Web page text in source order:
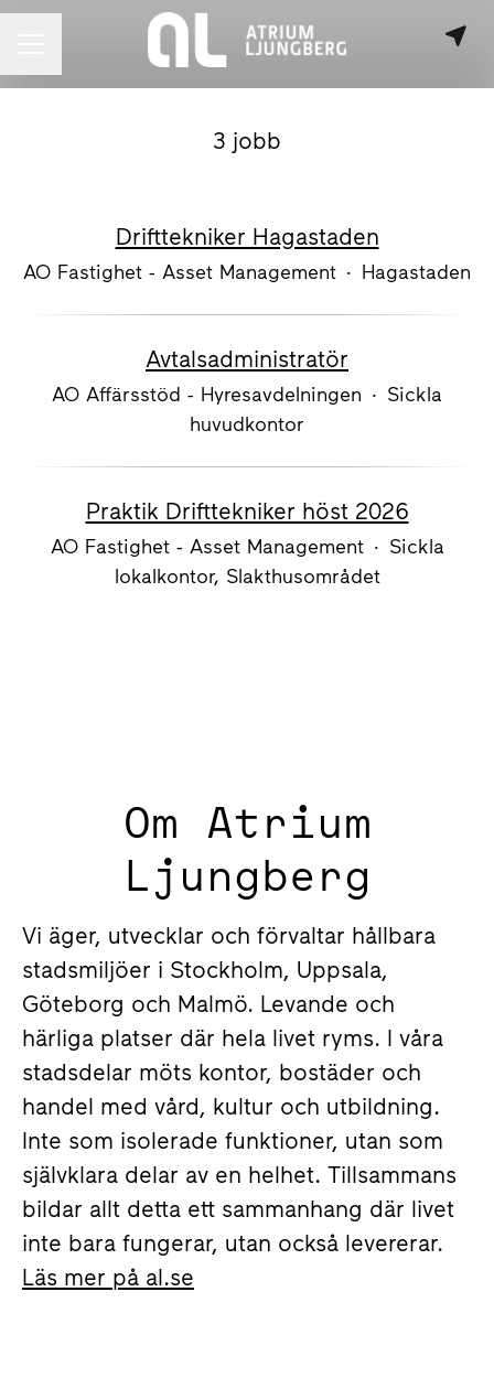
3 jobb
Drifttekniker Hagastaden
AO Fastighet - Asset Management · Hagastaden
Avtalsadministratör
AO Affärsstöd - Hyresavdelningen · Sickla
huvudkontor
Praktik Drifttekniker höst 2026
AO Fastighet - Asset Management · Sickla
lokalkontor, Slakthusområdet
Om Atrium
Ljungberg
Vi äger, utvecklar och förvaltar hållbara
stadsmiljöer i Stockholm, Uppsala,
Göteborg och Malmö. Levande och
härliga platser där hela livet ryms. I våra
stadsdelar möts kontor, bostäder och
handel med vård, kultur och utbildning.
Inte som isolerade funktioner, utan som
självklara delar av en helhet. Tillsammans
bildar allt detta ett sammanhang där livet
inte bara fungerar, utan också levererar.
Läs mer på al.se